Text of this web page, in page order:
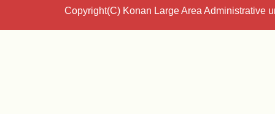
Copyright(C) Konan Large Area Administrative